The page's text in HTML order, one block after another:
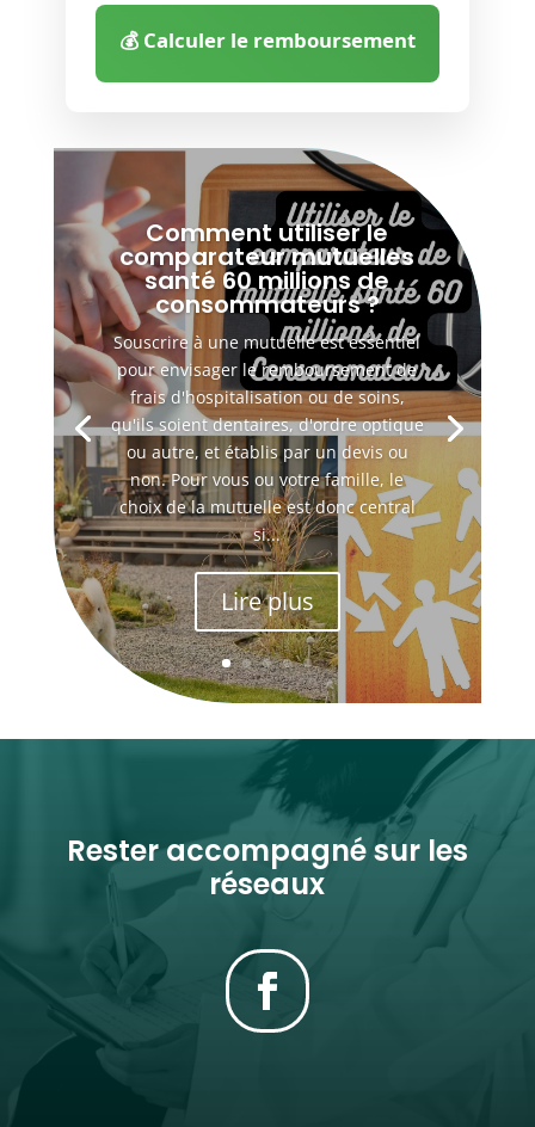
💰 Calculer le remboursement
Comment utiliser le
comparateur mutuelles
santé 60 millions de
consommateurs ?
Souscrire à une mutuelle est essentiel
pour envisager le remboursement de
frais d'hospitalisation ou de soins,
qu'ils soient dentaires, d'ordre optique
ou autre, et établis par un devis ou
non. Pour vous ou votre famille, le
choix de la mutuelle est donc central
si...
Lire plus
Rester accompagné sur les
réseaux